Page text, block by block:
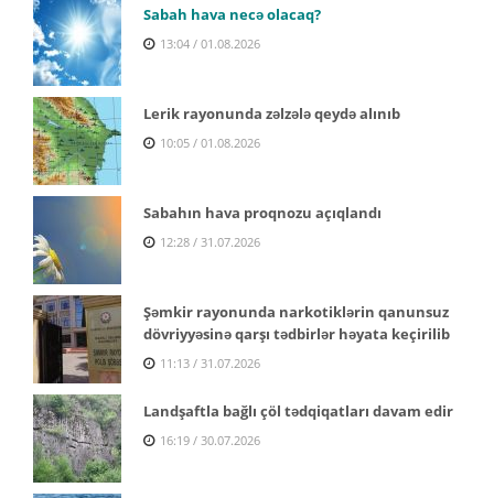
Sabah hava necə olacaq?
13:04 / 01.08.2026
Lerik rayonunda zəlzələ qeydə alınıb
10:05 / 01.08.2026
Sabahın hava proqnozu açıqlandı
12:28 / 31.07.2026
Şəmkir rayonunda narkotiklərin qanunsuz
dövriyyəsinə qarşı tədbirlər həyata keçirilib
11:13 / 31.07.2026
Landşaftla bağlı çöl tədqiqatları davam edir
16:19 / 30.07.2026